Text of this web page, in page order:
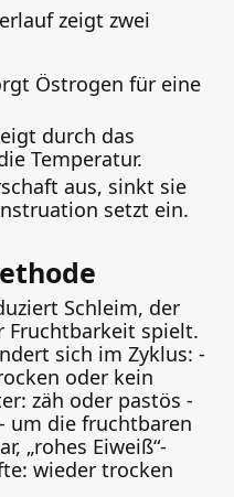
zeigt zwei
Östrogen für eine
durch das
Temperatur.
aus, sinkt sie
setzt ein.
Schleim, der
Fruchtbarkeit spielt.
sich im Zyklus: -
oder kein
zäh oder pastös -
um die fruchtbaren
„rohes Eiweiß“-
wieder trocken